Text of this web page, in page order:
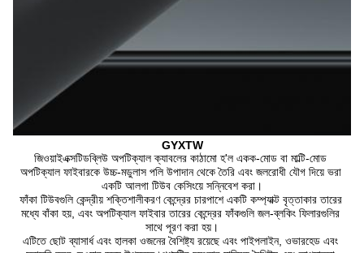
GYXTW
জিওয়াইএক্সটিডব্লিউ অপটিক্যাল ক্যাবলের কাঠামো হ'ল একক-মোড বা মাল্টি-মোড
অপটিক্যাল ফাইবারকে উচ্চ-মডুলাস পলি উপাদান থেকে তৈরি এবং জলরোধী যৌগ দিয়ে ভরা
একটি আলগা টিউব কেসিংয়ে সন্নিবেশ করা।
ফাঁকা টিউবগুলি কেন্দ্রীয় শক্তিশালীকরণ কেন্দ্রের চারপাশে একটি কম্প্যাক্ট বৃত্তাকার তারের
মধ্যে বাঁকা হয়, এবং অপটিক্যাল ফাইবার তারের কেন্দ্রের ফাঁকগুলি জল-ব্লকিং ফিলারগুলির
সাথে পূরণ করা হয়।
এটিতে ছোট ব্যাসার্ধ এবং হালকা ওজনের বৈশিষ্ট্য রয়েছে এবং পাইপলাইন, ওভারহেড এবং